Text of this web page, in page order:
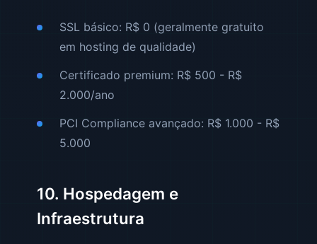
SSL básico: R$ 0 (geralmente gratuito
em hosting de qualidade)
Certificado premium: R$ 500 - R$
2.000/ano
PCI Compliance avançado: R$ 1.000 - R$
5.000
10. Hospedagem e
Infraestrutura